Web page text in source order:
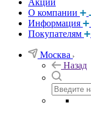
Акции
О компании
Информация
Покупателям
Москва
Назад